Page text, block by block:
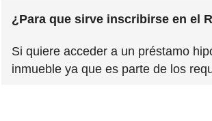
¿Para que sirve inscribirse en el
Si quiere acceder a un préstamo
inmueble ya que es parte de los